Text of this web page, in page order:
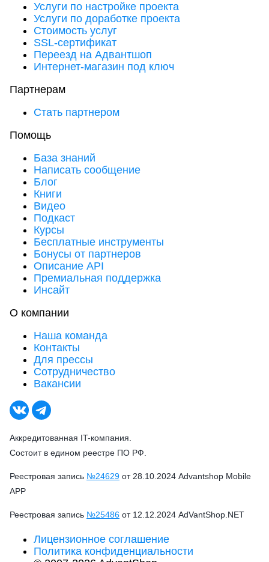
Услуги по настройке проекта
Услуги по доработке проекта
Стоимость услуг
SSL-сертификат
Переезд на Адвантшоп
Интернет-магазин под ключ
Партнерам
Стать партнером
Помощь
База знаний
Написать сообщение
Блог
Книги
Видео
Подкаст
Курсы
Бесплатные инструменты
Бонусы от партнеров
Описание API
Премиальная поддержка
Инсайт
О компании
Наша команда
Контакты
Для прессы
Сотрудничество
Вакансии
Аккредитованная IT-компания.
Состоит в едином реестре ПО РФ.
Реестровая запись №24629 от 28.10.2024 Advantshop Mobile
APP
Реестровая запись №25486 от 12.12.2024 AdVantShop.NET
Лицензионное соглашение
Политика конфиденциальности